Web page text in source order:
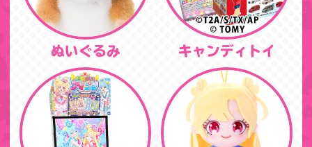
ぬいぐるみ キャンディトイ